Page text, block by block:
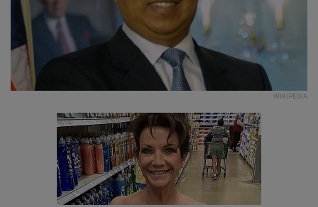
WIKIPEDIA